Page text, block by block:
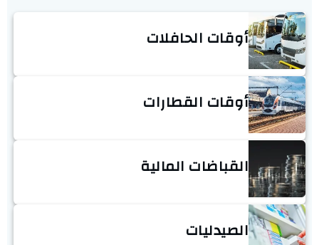
أوقات الحافلات
أوقات القطارات
القباضات المالية
الصيدليات